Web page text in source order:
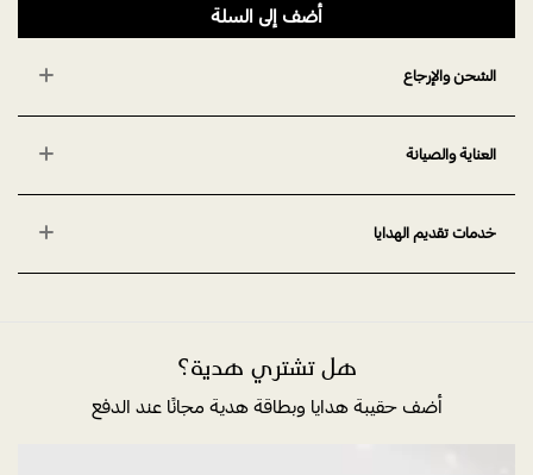
أضف إلى السلة
الشحن والإرجاع
العناية والصيانة
خدمات تقديم الهدايا
هل تشتري هدية؟
أضف حقيبة هدايا وبطاقة هدية مجانًا عند الدفع